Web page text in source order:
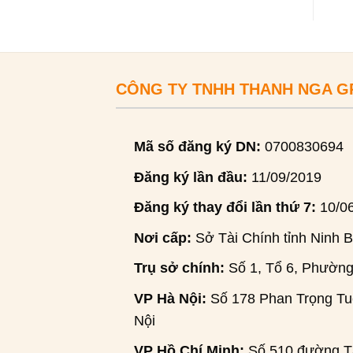
CÔNG TY TNHH THANH NGA
Mã số đăng ký DN: 0700830694
Đăng ký lần đầu: 11/09/2019
Đăng ký thay đổi lần thứ 7: 10/
Nơi cấp: Sở Tài Chính tỉnh Ninh
Trụ sở chính: Số 1, Tổ 6,
VP Hà Nội: Số 178 Phan Trọng
Nội